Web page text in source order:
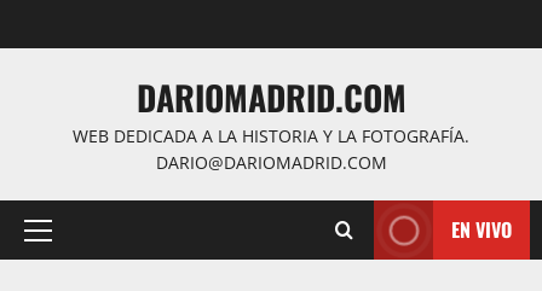
al
DARIOMADRID.COM
WEB DEDICADA A LA HISTORIA Y LA FOTOGRAFÍA.
DARIO@DARIOMADRID.COM
Menú
EN VIVO